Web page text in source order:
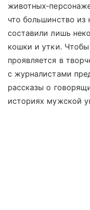
что большинство
составили лишь
кошки и утки. Чтобы
проявляется в
с журналистами
рассказы о
историях мужской